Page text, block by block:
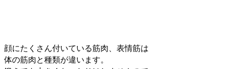
顔にたくさん付いている筋肉、表情筋は
体の筋肉と種類が違います。